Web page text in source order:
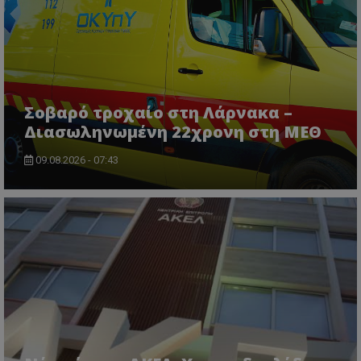
Σοβαρό τροχαίο στη Λάρνακα –
Διασωληνωμένη 22χρονη στη ΜΕΘ
09.08.2026 - 07:43
Microsoft Corporation
VISITOR_PRIVACY_METADATA
.youtube.com